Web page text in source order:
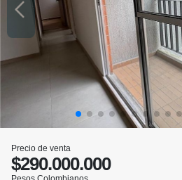
Precio de venta
$290.000.000